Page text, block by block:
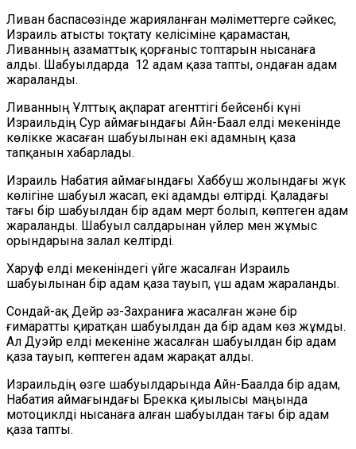
Ливан баспасөзінде жарияланған мәліметтерге сәйкес,
Израиль атысты тоқтату келісіміне қарамастан,
Ливанның азаматтық қорғаныс топтарын нысанаға
алды. Шабуылдарда 12 адам қаза тапты, ондаған адам
жараланды.
Ливанның Ұлттық ақпарат агенттігі бейсенбі күні
Израильдің Сур аймағындағы Айн-Баал елді мекенінде
көлікке жасаған шабуылынан екі адамның қаза
тапқанын хабарлады.
Израиль Набатия аймағындағы Хаббуш жолындағы жүк
көлігіне шабуыл жасап, екі адамды өлтірді. Қаладағы
тағы бір шабуылдан бір адам мерт болып, көптеген адам
жараланды. Шабуыл салдарынан үйлер мен жұмыс
орындарына залал келтірді.
Харуф елді мекеніндегі үйге жасалған Израиль
шабуылынан бір адам қаза тауып, үш адам жараланды.
Сондай-ақ Дейр әз-Захраниға жасалған және бір
ғимаратты қиратқан шабуылдан да бір адам көз жұмды.
Ал Дуэйр елді мекеніне жасалған шабуылдан бір адам
қаза тауып, көптеген адам жарақат алды.
Израильдің өзге шабуылдарында Айн-Баалда бір адам,
Набатия аймағындағы Брекка қиылысы маңында
мотоциклді нысанаға алған шабуылдан тағы бір адам
қаза тапты.